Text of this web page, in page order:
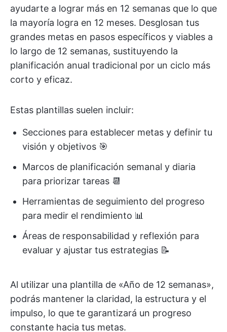
ayudarte a lograr más en 12 semanas que lo que
la mayoría logra en 12 meses. Desglosan tus
grandes metas en pasos específicos y viables a
lo largo de 12 semanas, sustituyendo la
planificación anual tradicional por un ciclo más
corto y eficaz.
Estas plantillas suelen incluir:
Secciones para establecer metas y definir tu
visión y objetivos 🎯
Marcos de planificación semanal y diaria
para priorizar tareas 📆
Herramientas de seguimiento del progreso
para medir el rendimiento 📊
Áreas de responsabilidad y reflexión para
evaluar y ajustar tus estrategias 📝​
Al utilizar una plantilla de «Año de 12 semanas»,
podrás mantener la claridad, la estructura y el
impulso, lo que te garantizará un progreso
constante hacia tus metas.